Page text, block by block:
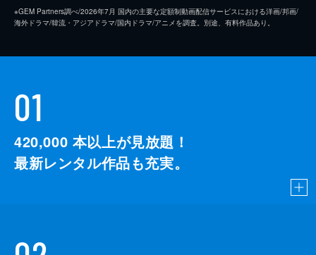
※GEM Partners調べ/2026年7⽉ 国内の主要な定額制動画配信サービスにおける洋画/邦画/
海外ドラマ/韓流・アジアドラマ/国内ドラマ/アニメを調査。別途、有料作品あり。
01
420,000 本以上が見放題！
最新レンタル作品も充実。